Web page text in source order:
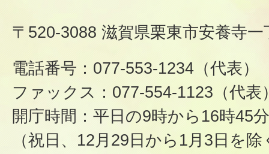
〒520-3088 滋賀県栗東市安養寺
電話番号：077-553-1234（代表）
ファックス：077-554-1123（代表
開庁時間：平日の9時から16時45分
（祝日、12月29日から1月3日を除